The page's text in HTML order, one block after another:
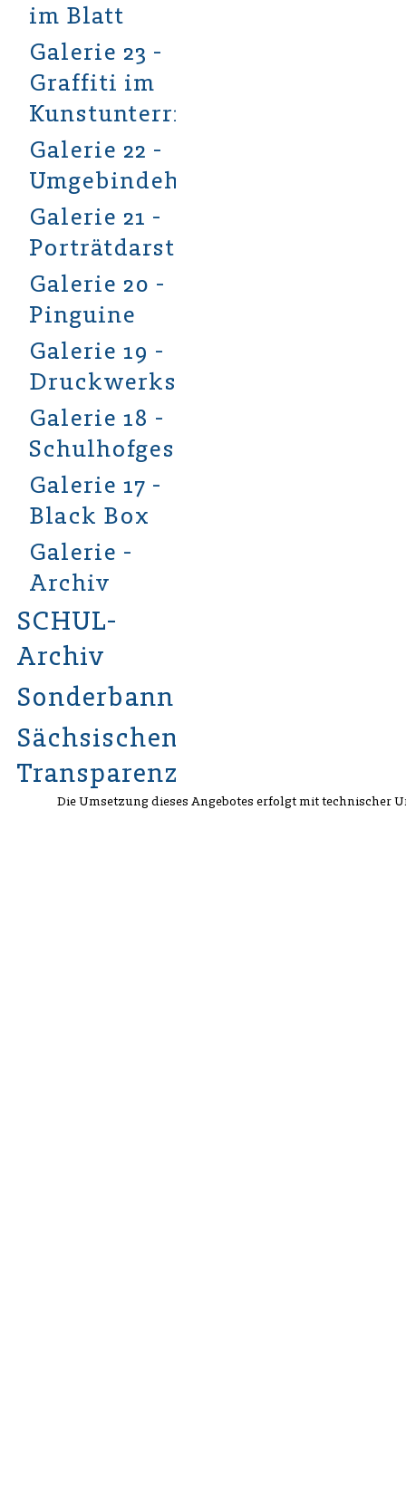
im Blatt
Galerie 23 -
Graffiti im
Kunstunterricht
Galerie 22 -
Umgebindehäuser
Galerie 21 -
Porträtdarstellung
Galerie 20 -
Pinguine
Galerie 19 -
Druckwerkstatt
Galerie 18 -
Schulhofgestaltung
Galerie 17 -
Black Box
Galerie -
Archiv
SCHUL-
Archiv
Sonderbannergalerie
Sächsischen
Transparenzgesetzes
Die Umsetzung dieses Angebotes erfolgt mit technischer